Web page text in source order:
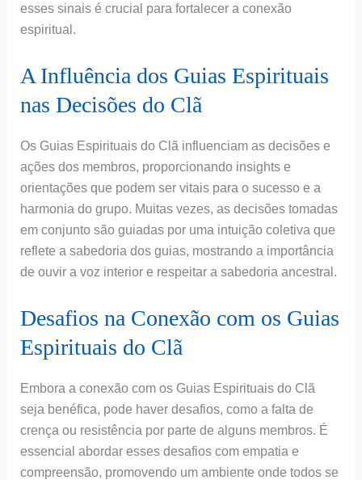
esses sinais é crucial para fortalecer a conexão
espiritual.
A Influência dos Guias Espirituais
nas Decisões do Clã
Os Guias Espirituais do Clã influenciam as decisões e
ações dos membros, proporcionando insights e
orientações que podem ser vitais para o sucesso e a
harmonia do grupo. Muitas vezes, as decisões tomadas
em conjunto são guiadas por uma intuição coletiva que
reflete a sabedoria dos guias, mostrando a importância
de ouvir a voz interior e respeitar a sabedoria ancestral.
Desafios na Conexão com os Guias
Espirituais do Clã
Embora a conexão com os Guias Espirituais do Clã
seja benéfica, pode haver desafios, como a falta de
crença ou resistência por parte de alguns membros. É
essencial abordar esses desafios com empatia e
compreensão, promovendo um ambiente onde todos se